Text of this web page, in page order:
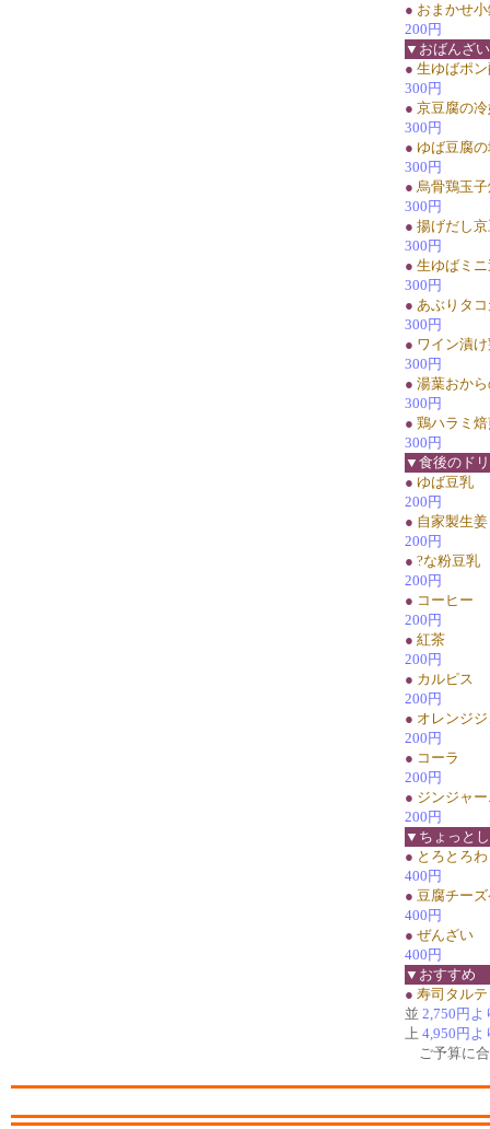
● おまかせ
200円
▼おばんざい
● 生ゆばポ
300円
● 京豆腐の
300円
● ゆば豆腐
300円
● 烏骨鶏玉
300円
● 揚げだし
300円
● 生ゆばミ
300円
● あぶりタ
300円
● ワイン漬
300円
● 湯葉おか
300円
● 鶏ハラミ
300円
▼食後のド
● ゆば豆乳
200円
● 自家製生
200円
● ?な粉豆乳
200円
● コーヒー
200円
● 紅茶
200円
● カルピス
200円
● オレンジ
200円
● コーラ
200円
● ジンジャ
200円
▼ちょっと
● とろとろ
400円
● 豆腐チー
400円
● ぜんざい
400円
▼おすすめ
● 寿司タル
並 2,750円よ
上 4,950円よ
ご予算に合